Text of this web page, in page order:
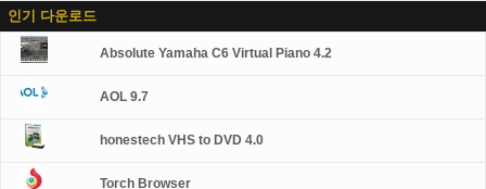
인기 다운로드
Absolute Yamaha C6 Virtual Piano 4.2
AOL 9.7
honestech VHS to DVD 4.0
Torch Browser